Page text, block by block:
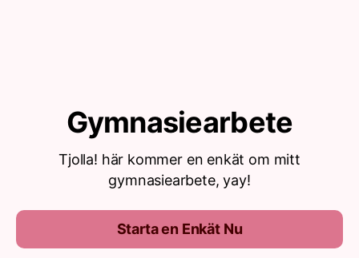
Gymnasiearbete
Tjolla! här kommer en enkät om mitt
gymnasiearbete, yay!
Starta en Enkät Nu